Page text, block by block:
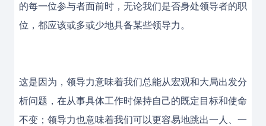
的每一位参与者面前时，无论我们是否身处领导者的职
位，都应该或多或少地具备某些领导力。
这是因为，领导力意味着我们总能从宏观和大局出发分
析问题，在从事具体工作时保持自己的既定目标和使命
不变；领导力也意味着我们可以更容易地跳出一人、一